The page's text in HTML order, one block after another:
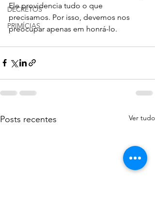
DECRETOS
PRIMÍCIAS
Ele providencia tudo o que
precisamos. Por isso, devemos nos
preocupar apenas em honrá-lo.
Posts recentes Ver tudo